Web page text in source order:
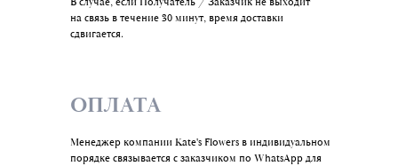
ОПЛАТА
Менеджер компании Kate's Flowers в индивидуальном
порядке связывается с заказчиком по WhatsАpp для
на связь в течение 30 минут, время доставки
сдвигается.